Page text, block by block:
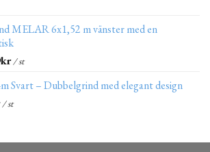
MELAR 6x1,52 m vänster med en
kr/ st
Svart – Dubbelgrind med elegant design
/ st